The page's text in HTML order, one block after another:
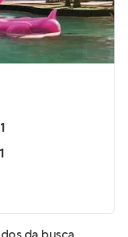
1
1